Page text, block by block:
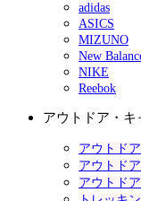
adidas
ASICS
MIZUNO
New
NIKE
Reebok
アウトドア・
アウトド
アウトド
アウトド